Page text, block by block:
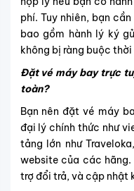
Bạn nên đặt vé máy
đại lý chính thức như
tảng lớn như
website của các
trợ đổi trả, và cập nhật
Máy bay đi Côn Đảo là
Các chuyến bay đến
ATR 72 (loại phản lực
khách). Đây là dòng
các đường bay ngắn.
72 vẫn đảm bảo đầy